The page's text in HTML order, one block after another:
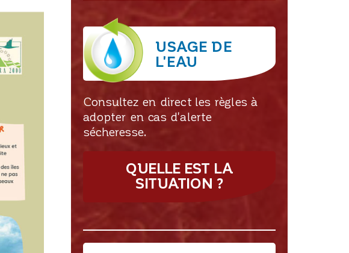
USAGE DE
L'EAU
Consultez en direct les règles à
adopter en cas d'alerte
sécheresse.
QUELLE EST LA
SITUATION ?